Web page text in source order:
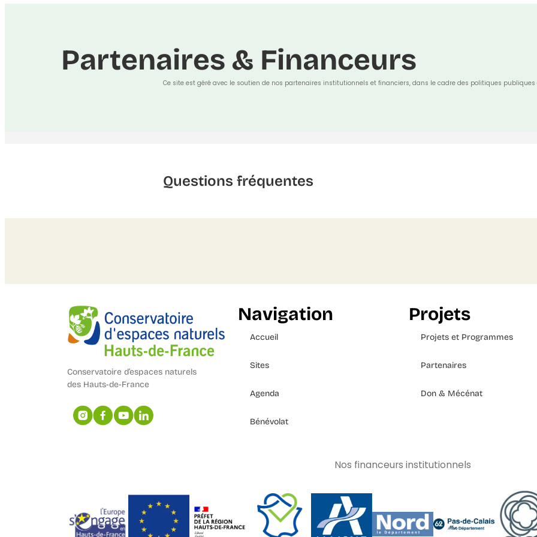
Partenaires & Financeurs
Ce site est géré avec le soutien de nos partenaires institutionnels et financiers, dans le cadre des politiques
Questions fréquentes
Conservatoire d’espaces naturels
des Hauts-de-France
Navigation
Accueil
Sites
Agenda
Bénévolat
Projets
Projets et Programmes
Partenaires
Don & Mécénat
Nos financeurs institutionnels